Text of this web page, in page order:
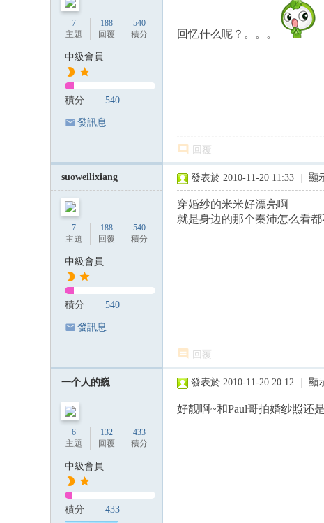
7
主題
188
回覆
540
積分
中級會員
積分 540
發訊息
回忆什么呢？。。。
回覆
suoweilixiang
7
主題
188
回覆
540
積分
中級會員
積分 540
發訊息
發表於 2010-11-20 11:33 顯
穿婚纱的米米好漂亮啊
就是身边的那个秦沛怎么看
回覆
一个人的巍
6
主題
132
回覆
433
積分
中級會員
積分 433
發表於 2010-11-20 20:12 顯
好靓啊~和Paul哥拍婚纱照还